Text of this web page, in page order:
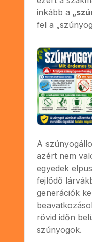
inkább a
fel a
A
azért nem
egyedek
fejlődő
generációk
rövid időn
szúnyogok.